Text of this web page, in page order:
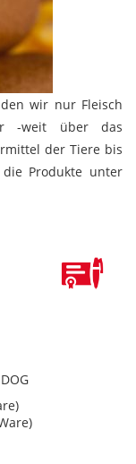
wir nur Fleisch
-weit über das
der Tiere bis
Produkte unter